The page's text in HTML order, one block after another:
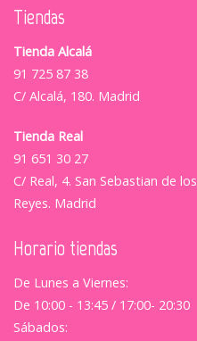
Tiendas
Tienda Alcalá
91 725 87 38
C/ Alcalá, 180. Madrid
Tienda Real
91 651 30 27
C/ Real, 4. San Sebastian de los
Reyes. Madrid
Horario tiendas
De Lunes a Viernes:
De 10:00 - 13:45 / 17:00- 20:30
Sábados: